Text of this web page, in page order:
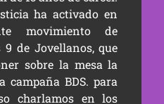
ha activado en
movimiento de
de Jovellanos, que
sobre la mesa la
campaña BDS. para
charlamos en los